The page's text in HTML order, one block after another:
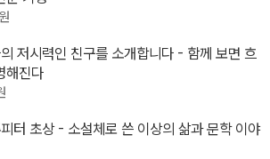
원
저시력인 친구를 소개합니다 - 함께 보면 흐
해진다
터 초상 - 소설체로 쓴 이상의 삶과 문학 이야